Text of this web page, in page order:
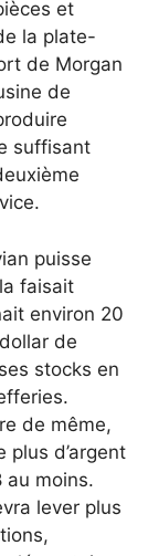
et
la plate-
de Morgan
de
suffisant
puisse
faisait
environ 20
de
stocks en
de même,
plus d’argent
au moins.
lever plus